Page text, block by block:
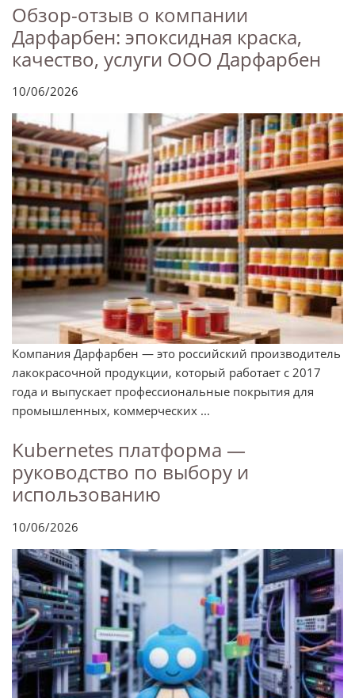
Обзор-отзыв о компании
Дарфарбен: эпоксидная краска,
качество, услуги ООО Дарфарбен
10/06/2026
Компания Дарфарбен — это российский производитель
лакокрасочной продукции, который работает с 2017
года и выпускает профессиональные покрытия для
промышленных, коммерческих ...
Kubernetes платформа —
руководство по выбору и
использованию
10/06/2026